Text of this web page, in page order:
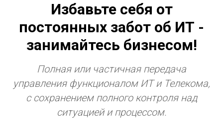
Избавьте себя от
постоянных забот об ИТ -
занимайтесь бизнесом!
Полная или частичная передача
управления функционалом ИТ и Телекома,
с сохранением полного контроля над
ситуацией и процессом.